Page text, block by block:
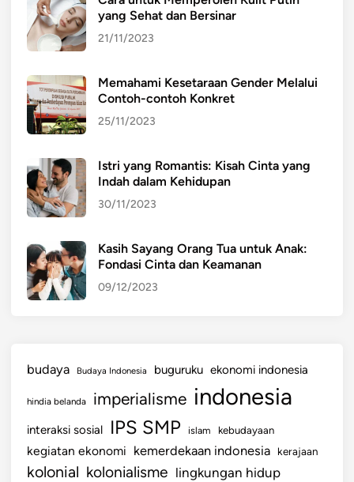
yang Sehat dan Bersinar
21/11/2023
Memahami Kesetaraan Gender Melalui
Contoh-contoh Konkret
25/11/2023
Istri yang Romantis: Kisah Cinta yang
Indah dalam Kehidupan
30/11/2023
Kasih Sayang Orang Tua untuk Anak:
Fondasi Cinta dan Keamanan
09/12/2023
budaya Budaya Indonesia buguruku ekonomi indonesia
hindia belanda imperialisme indonesia
interaksi sosial IPS SMP islam kebudayaan
kegiatan ekonomi kemerdekaan indonesia kerajaan
kolonial kolonialisme lingkungan hidup